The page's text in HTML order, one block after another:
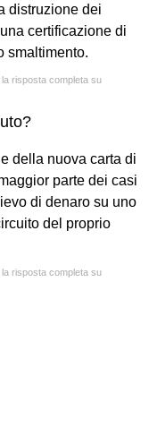
distruzione dei
certificazione di
smaltimento.
risposta completa su
della nuova carta di
parte dei casi
di denaro su uno
del proprio
risposta completa su